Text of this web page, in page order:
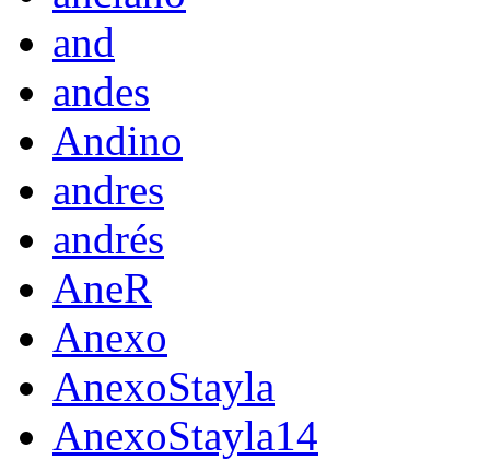
and
andes
Andino
andres
andrés
AneR
Anexo
AnexoStayla
AnexoStayla14